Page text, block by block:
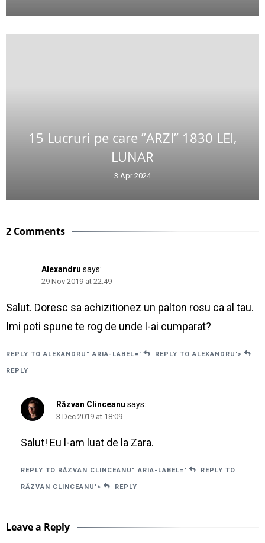
15 Lucruri pe care ”ARZI” 1830 LEI,
LUNAR
3 Apr 2024
2 Comments
Alexandru says:
29 Nov 2019 at 22:49
Salut. Doresc sa achizitionez un palton rosu ca al tau.
Imi poti spune te rog de unde l-ai cumparat?
REPLY TO ALEXANDRU" ARIA-LABEL=' REPLY TO ALEXANDRU'>
REPLY
Răzvan Clinceanu says:
3 Dec 2019 at 18:09
Salut! Eu l-am luat de la Zara.
REPLY TO RĂZVAN CLINCEANU" ARIA-LABEL=' REPLY TO
RĂZVAN CLINCEANU'> REPLY
Leave a Reply